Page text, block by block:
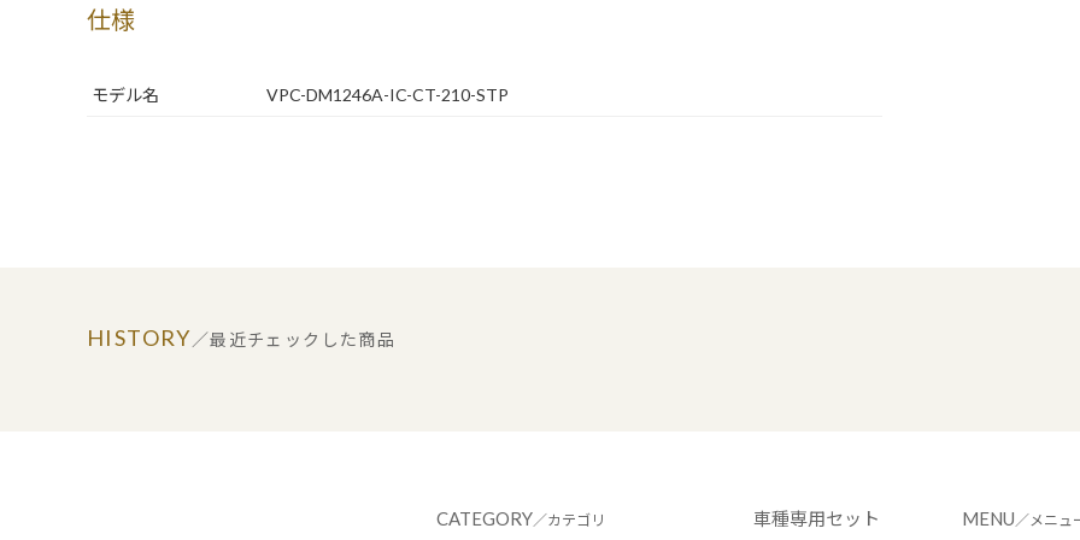
仕様
モデル名 VPC-DM1246A-IC-CT-210-STP
HISTORY／最近チェックした商品
CATEGORY／カテゴリ 車種専用セット MENU／メニュ